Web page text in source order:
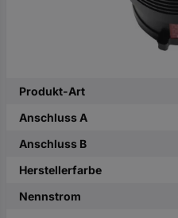
Produkt-Art
Anschluss A
Anschluss B
Herstellerfarbe
Nennstrom